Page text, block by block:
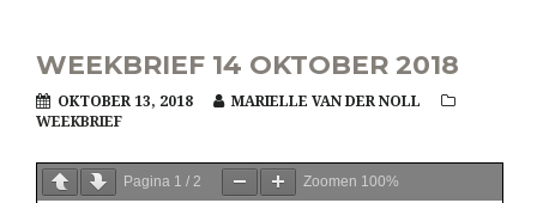
WEEKBRIEF 14 OKTOBER 2018
OKTOBER 13, 2018
MARIELLE VAN DER NOLL
WEEKBRIEF
Pagina 1 / 2 Zoomen 100%